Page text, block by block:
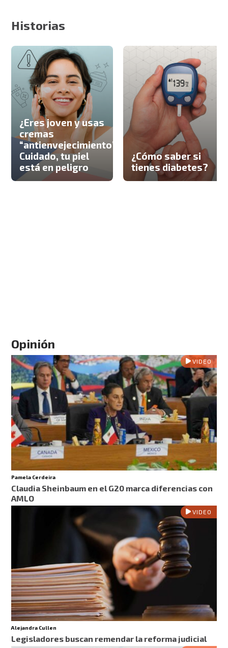
Historias
¿Eres joven y usas
cremas
“antienvejecimiento”?
Cuidado, tu piel
está en peligro
¿Cómo saber si
tienes diabetes?
Opinión
VIDEO
Pamela Cerdeira
Claudia Sheinbaum en el G20 marca diferencias con
AMLO
VIDEO
Alejandra Cullen
Legisladores buscan remendar la reforma judicial